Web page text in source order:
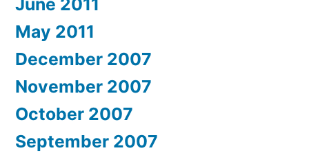
May 2011
December 2007
November 2007
October 2007
September 2007